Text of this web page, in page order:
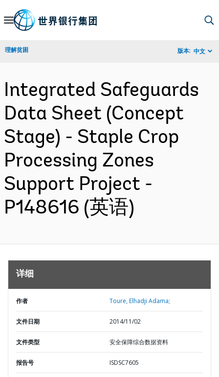
Skip
Navigation
理解贫困 版本: 中文
Integrated Safeguards
Data Sheet (Concept
Stage) - Staple Crop
Processing Zones
Support Project -
P148616 (英语)
详细
作者 Toure, Elhadji Adama;
文件日期 2014/11/02
文件类型 安全保障综合数据资料
报告号 ISDSC7605